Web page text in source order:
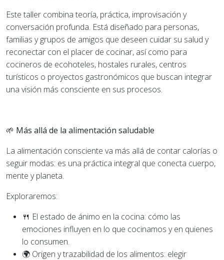
Este taller combina teoría, práctica, improvisación y
conversación profunda. Está diseñado para personas,
familias y grupos de amigos que deseen cuidar su salud y
reconectar con el placer de cocinar, así como para
cocineros de ecohoteles, hostales rurales, centros
turísticos o proyectos gastronómicos que buscan integrar
una visión más consciente en sus procesos.
🌱 Más allá de la alimentación saludable
La alimentación consciente va más allá de contar calorías o
seguir modas: es una práctica integral que conecta cuerpo,
mente y planeta.
Exploraremos:
🍴 El estado de ánimo en la cocina: cómo las
emociones influyen en lo que cocinamos y en quienes
lo consumen.
🌍 Origen y trazabilidad de los alimentos: elegir